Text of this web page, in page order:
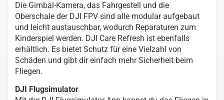
Die Gimbal-Kamera, das Fahrgestell und die
Oberschale der DJI FPV sind alle modular aufgebaut
und leicht austauschbar, wodurch Reparaturen zum
Kinderspiel werden. DJI Care Refresh ist ebenfalls
erhältlich. Es bietet Schutz für eine Vielzahl von
Schäden und gibt dir einfach mehr Sicherheit beim
Fliegen.
DJI Flugsimulator